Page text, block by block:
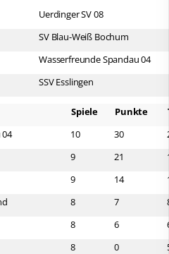
Uerdinger SV 08
SV Blau-Weiß Bochum
Wasserfreunde Spandau 04
SSV Esslingen
Spiele Punkte
04 10 30
9 21
9 14
8 7
8 6
8 0